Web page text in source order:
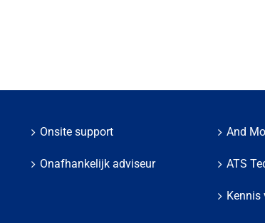
Onsite support
Onafhankelijk adviseur
And
ATS
Kennis